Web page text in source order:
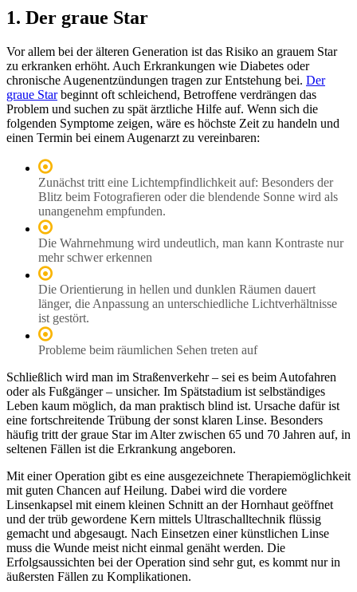
1. Der graue Star
Vor allem bei der älteren Generation ist das Risiko an grauem Star
zu erkranken erhöht. Auch Erkrankungen wie Diabetes oder
chronische Augenentzündungen tragen zur Entstehung bei. ​ Der
graue Star​beginnt oft schleichend, Betroffene verdrängen das
Problem und suchen zu spät ärztliche Hilfe auf. Wenn sich die
folgenden Symptome zeigen, wäre es höchste Zeit zu handeln und
einen Termin bei einem Augenarzt zu vereinbaren:
Zunächst tritt eine Lichtempfindlichkeit auf: Besonders der
Blitz beim Fotografieren oder die blendende Sonne wird als
unangenehm empfunden.
Die Wahrnehmung wird undeutlich, man kann Kontraste nur
mehr schwer erkennen
Die Orientierung in hellen und dunklen Räumen dauert
länger, die Anpassung an unterschiedliche Lichtverhältnisse
ist gestört.
Probleme beim räumlichen Sehen treten auf
Schließlich wird man im Straßenverkehr – sei es beim Autofahren
oder als Fußgänger – unsicher. Im Spätstadium ist selbständiges
Leben kaum möglich, da man praktisch blind ist. Ursache dafür ist
eine fortschreitende Trübung der sonst klaren Linse. Besonders
häufig tritt der graue Star im Alter zwischen 65 und 70 Jahren auf, in
seltenen Fällen ist die Erkrankung angeboren.
Mit einer Operation gibt es eine ausgezeichnete Therapiemöglichkeit
mit guten Chancen auf Heilung. Dabei wird die vordere
Linsenkapsel mit einem kleinen Schnitt an der Hornhaut geöffnet
und der trüb gewordene Kern mittels Ultraschalltechnik flüssig
gemacht und abgesaugt. Nach Einsetzen einer künstlichen Linse
muss die Wunde meist nicht einmal genäht werden. Die
Erfolgsaussichten bei der Operation sind sehr gut, es kommt nur in
äußersten Fällen zu Komplikationen.